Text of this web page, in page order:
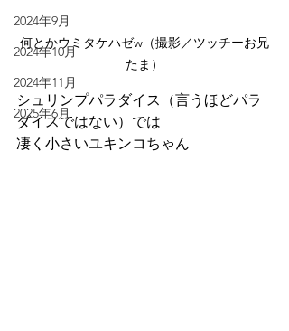
2024年9月
2024年10月
2024年11月
2025年6月
何とかウミタケハゼw（撮影／ツッチーお兄
たま）
シュリンプパラダイス（言うほどパラ
ダイスではない）では
凄く小さいユキンコちゃん